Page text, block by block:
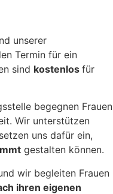
unserer
Termin für ein
sind kostenlos für
begegnen Frauen
Wir unterstützen
uns dafür ein,
gestalten können.
wir begleiten Frauen
ihren eigenen